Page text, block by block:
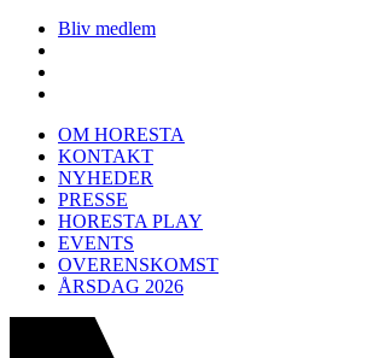
Bliv medlem
OM HORESTA
KONTAKT
NYHEDER
PRESSE
HORESTA PLAY
EVENTS
OVERENSKOMST
ÅRSDAG 2026